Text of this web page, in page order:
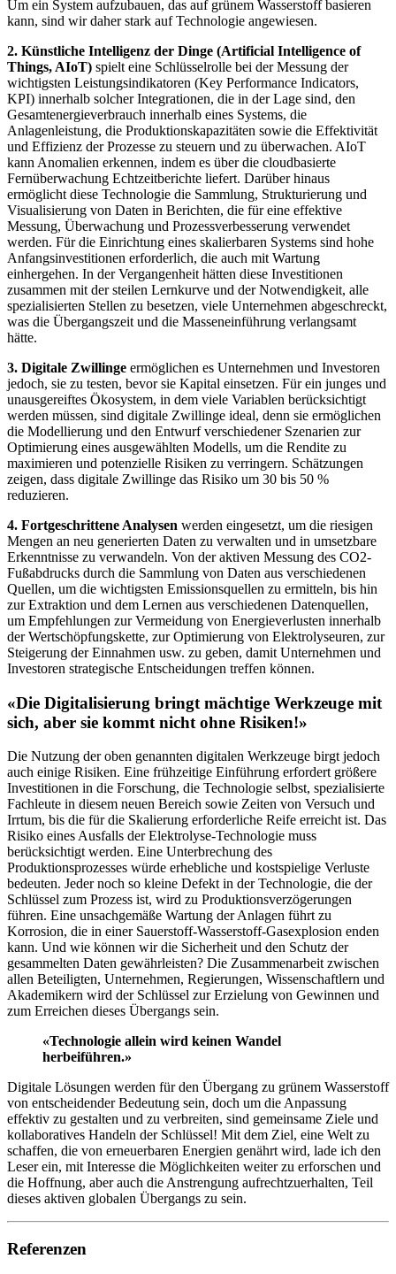
Um ein System aufzubauen, das auf grünem Wasserstoff basieren
kann, sind wir daher stark auf Technologie angewiesen.
2. Künstliche Intelligenz der Dinge (Artificial Intelligence of
Things, AIoT) spielt eine Schlüsselrolle bei der Messung der
wichtigsten Leistungsindikatoren (Key Performance Indicators,
KPI) innerhalb solcher Integrationen, die in der Lage sind, den
Gesamtenergieverbrauch innerhalb eines Systems, die
Anlagenleistung, die Produktionskapazitäten sowie die Effektivität
und Effizienz der Prozesse zu steuern und zu überwachen. AIoT
kann Anomalien erkennen, indem es über die cloudbasierte
Fernüberwachung Echtzeitberichte liefert. Darüber hinaus
ermöglicht diese Technologie die Sammlung, Strukturierung und
Visualisierung von Daten in Berichten, die für eine effektive
Messung, Überwachung und Prozessverbesserung verwendet
werden. Für die Einrichtung eines skalierbaren Systems sind hohe
Anfangsinvestitionen erforderlich, die auch mit Wartung
einhergehen. In der Vergangenheit hätten diese Investitionen
zusammen mit der steilen Lernkurve und der Notwendigkeit, alle
spezialisierten Stellen zu besetzen, viele Unternehmen abgeschreckt,
was die Übergangszeit und die Masseneinführung verlangsamt
hätte.
3. Digitale Zwillinge ermöglichen es Unternehmen und Investoren
jedoch, sie zu testen, bevor sie Kapital einsetzen. Für ein junges und
unausgereiftes Ökosystem, in dem viele Variablen berücksichtigt
werden müssen, sind digitale Zwillinge ideal, denn sie ermöglichen
die Modellierung und den Entwurf verschiedener Szenarien zur
Optimierung eines ausgewählten Modells, um die Rendite zu
maximieren und potenzielle Risiken zu verringern. Schätzungen
zeigen, dass digitale Zwillinge das Risiko um 30 bis 50 %
reduzieren.
4. Fortgeschrittene Analysen werden eingesetzt, um die riesigen
Mengen an neu generierten Daten zu verwalten und in umsetzbare
Erkenntnisse zu verwandeln. Von der aktiven Messung des CO2-
Fußabdrucks durch die Sammlung von Daten aus verschiedenen
Quellen, um die wichtigsten Emissionsquellen zu ermitteln, bis hin
zur Extraktion und dem Lernen aus verschiedenen Datenquellen,
um Empfehlungen zur Vermeidung von Energieverlusten innerhalb
der Wertschöpfungskette, zur Optimierung von Elektrolyseuren, zur
Steigerung der Einnahmen usw. zu geben, damit Unternehmen und
Investoren strategische Entscheidungen treffen können.
«Die Digitalisierung bringt mächtige Werkzeuge mit
sich, aber sie kommt nicht ohne Risiken!»
Die Nutzung der oben genannten digitalen Werkzeuge birgt jedoch
auch einige Risiken. Eine frühzeitige Einführung erfordert größere
Investitionen in die Forschung, die Technologie selbst, spezialisierte
Fachleute in diesem neuen Bereich sowie Zeiten von Versuch und
Irrtum, bis die für die Skalierung erforderliche Reife erreicht ist. Das
Risiko eines Ausfalls der Elektrolyse-Technologie muss
berücksichtigt werden. Eine Unterbrechung des
Produktionsprozesses würde erhebliche und kostspielige Verluste
bedeuten. Jeder noch so kleine Defekt in der Technologie, die der
Schlüssel zum Prozess ist, wird zu Produktionsverzögerungen
führen. Eine unsachgemäße Wartung der Anlagen führt zu
Korrosion, die in einer Sauerstoff-Wasserstoff-Gasexplosion enden
kann. Und wie können wir die Sicherheit und den Schutz der
gesammelten Daten gewährleisten? Die Zusammenarbeit zwischen
allen Beteiligten, Unternehmen, Regierungen, Wissenschaftlern und
Akademikern wird der Schlüssel zur Erzielung von Gewinnen und
zum Erreichen dieses Übergangs sein.
«Technologie allein wird keinen Wandel
herbeiführen.»
Digitale Lösungen werden für den Übergang zu grünem Wasserstoff
von entscheidender Bedeutung sein, doch um die Anpassung
effektiv zu gestalten und zu verbreiten, sind gemeinsame Ziele und
kollaboratives Handeln der Schlüssel! Mit dem Ziel, eine Welt zu
schaffen, die von erneuerbaren Energien genährt wird, lade ich den
Leser ein, mit Interesse die Möglichkeiten weiter zu erforschen und
die Hoffnung, aber auch die Anstrengung aufrechtzuerhalten, Teil
dieses aktiven globalen Übergangs zu sein.
Referenzen